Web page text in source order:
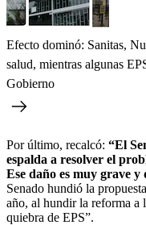
Efecto dominó: Sanitas,
salud, mientras algunas
Gobierno
Por último, recalcó: “El
espalda a resolver el
Ese daño es muy grave
Senado hundió la
año, al hundir la reforma a
quiebra de EPS”.